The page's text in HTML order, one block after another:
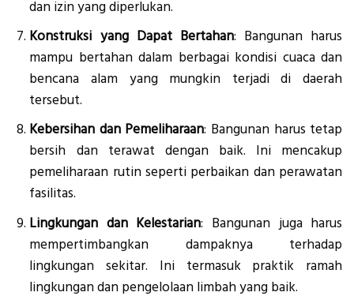
dan izin yang diperlukan.
Konstruksi yang Dapat Bertahan: Bangunan harus
mampu bertahan dalam berbagai kondisi cuaca dan
bencana alam yang mungkin terjadi di daerah
tersebut.
Kebersihan dan Pemeliharaan: Bangunan harus tetap
bersih dan terawat dengan baik. Ini mencakup
pemeliharaan rutin seperti perbaikan dan perawatan
fasilitas.
Lingkungan dan Kelestarian: Bangunan juga harus
mempertimbangkan dampaknya terhadap
lingkungan sekitar. Ini termasuk praktik ramah
lingkungan dan pengelolaan limbah yang baik.